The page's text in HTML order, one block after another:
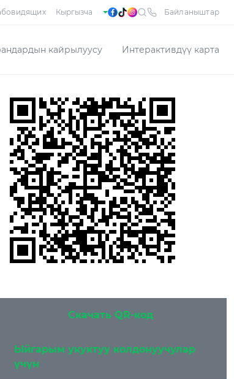
Байланыштар
кайрылуусу Интерактивдүү карта
Скачать QR-код
Ыйгарым укуктуу колдонуучулар
үчүн